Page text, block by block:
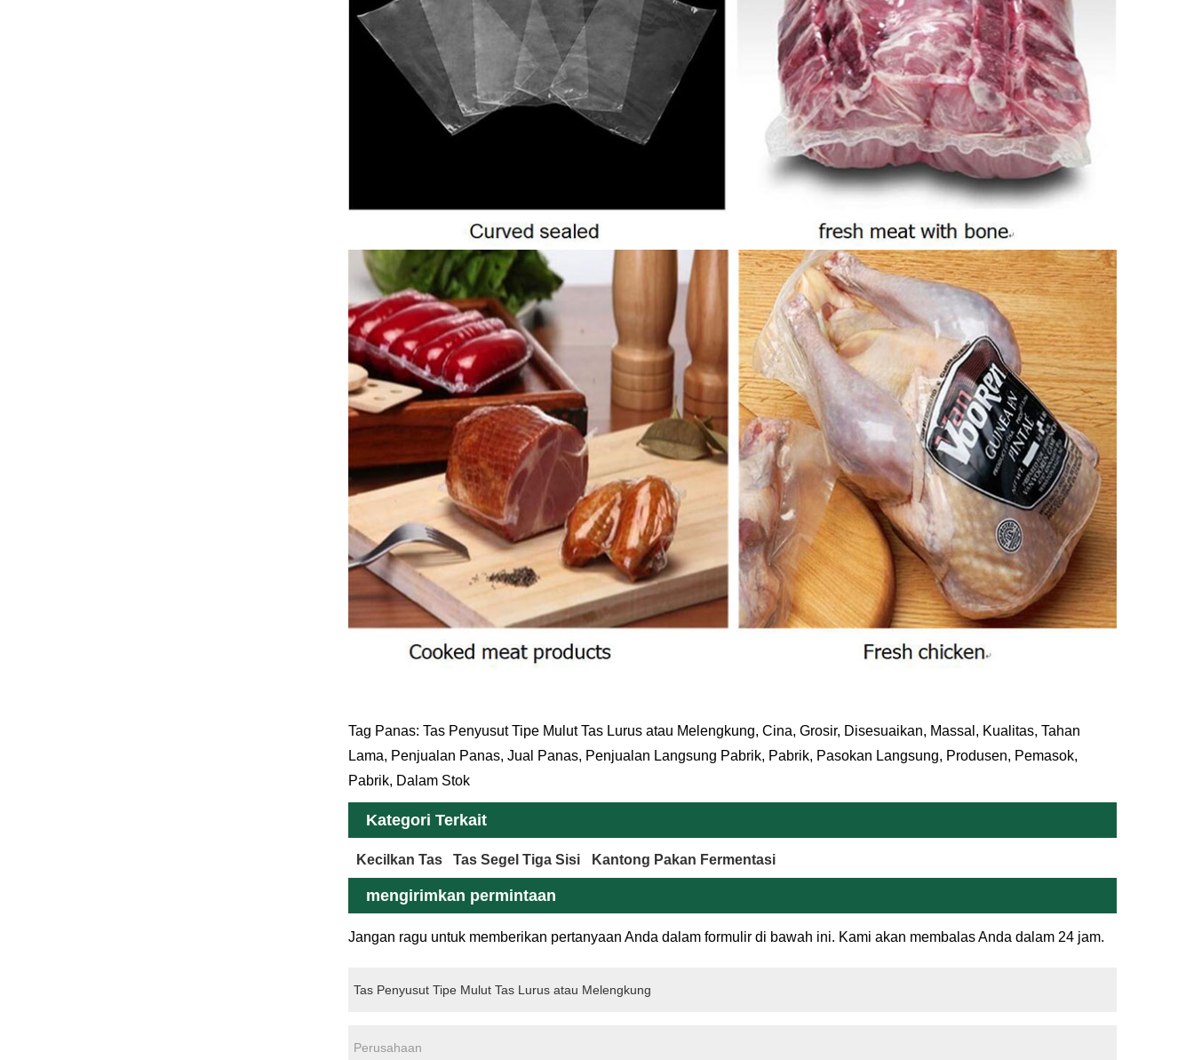
Tag Panas: Tas Penyusut Tipe Mulut Tas Lurus atau Melengkung, Cina, Grosir, Disesuaikan, Massal, Kualitas, Tahan
Lama, Penjualan Panas, Jual Panas, Penjualan Langsung Pabrik, Pabrik, Pasokan Langsung, Produsen, Pemasok,
Pabrik, Dalam Stok
Kategori Terkait
Kecilkan Tas Tas Segel Tiga Sisi Kantong Pakan Fermentasi
mengirimkan permintaan
Jangan ragu untuk memberikan pertanyaan Anda dalam formulir di bawah ini. Kami akan membalas Anda dalam 24 jam.